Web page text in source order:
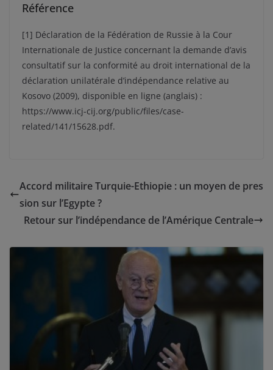
Référence
[1] Déclaration de la Fédération de Russie à la Cour
Internationale de Justice concernant la demande d’avis
consultatif sur la conformité au droit international de la
déclaration unilatérale d’indépendance relative au
Kosovo (2009), disponible en ligne (anglais) :
https://www.icj-cij.org/public/files/case-
related/141/15628.pdf.
Accord militaire Turquie-Ethiopie : un moyen de pres
sion sur l’Egypte ?
Retour sur l’indépendance de l’Amérique Centrale